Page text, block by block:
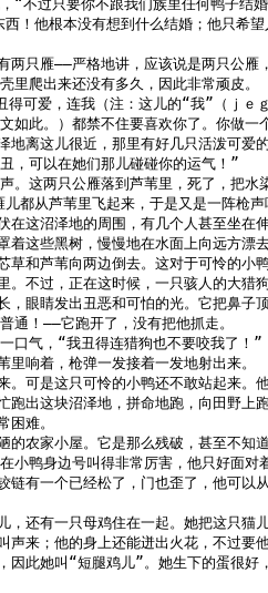
不过只要你不跟我们族里任何鸭子结
！他根本没有想到什么结婚；他只希
只雁——严格地讲，应该说是两只公雁
里爬出来还没有多久，因此非常顽皮。
可爱，连我（注：这儿的“我”（ｊｅ
如此。）都禁不住要喜欢你了。你做一
地离这儿很近，那里有好几只活泼可爱
，可以在她们那儿碰碰你的运气！”
这两只公雁落到芦苇里，死了，把水
都从芦苇里飞起来，于是又是一阵枪
在这沼泽地的周围，有几个人甚至坐在
着这些黑树，慢慢地在水面上向远方漂
草和芦苇向两边倒去。这对于可怜的小
。不过，正在这时候，一只骇人的大猎
，眼睛发出丑恶和可怕的光。它把鼻子
通！——它跑开了，没有把他抓走。
气，“我丑得连猎狗也不要咬我了！”
响着，枪弹一发接着一发地射出来。
可是这只可怜的小鸭还不敢站起来。
跑出这块沼泽地，拼命地跑，向田野上
困难。
农家小屋。它是那么残破，甚至不知
小鸭身边号叫得非常厉害，他只好面对
链有一个已经松了，门也歪了，他可以
还有一只母鸡住在一起。她把这只猫
声来；他的身上还能迸出火花，不过要
因此她叫“短腿鸡儿”。她生下的蛋很好